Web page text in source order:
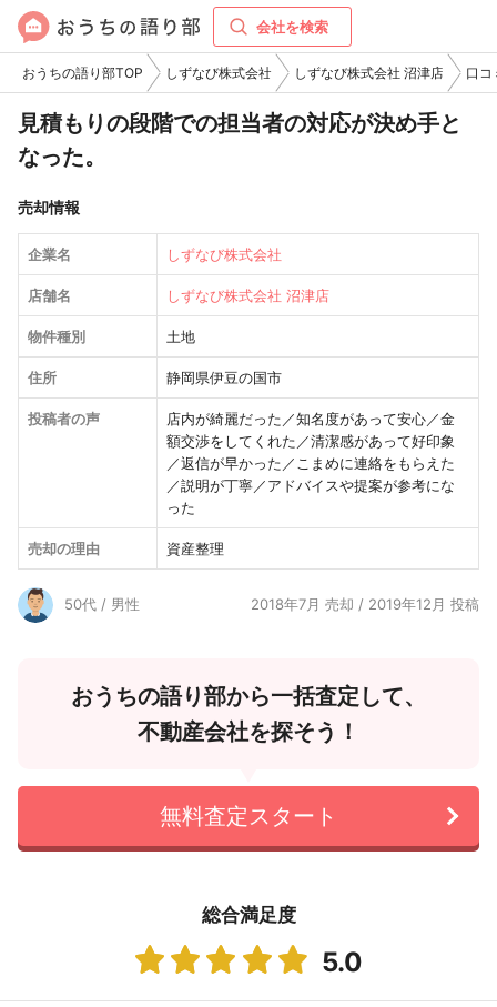
会社を検索
おうちの語り部TOP しずなび株式会社 しずなび株式会社 沼津店 口コ
見積もりの段階での担当者の対応が決め手と
なった。
売却情報
企業名 しずなび株式会社
店舗名 しずなび株式会社 沼津店
物件種別 土地
住所 静岡県伊豆の国市
投稿者の声
店内が綺麗だった／知名度があって安心／金
額交渉をしてくれた／清潔感があって好印象
／返信が早かった／こまめに連絡をもらえた
／説明が丁寧／アドバイスや提案が参考にな
った
売却の理由 資産整理
50代 / 男性 2018年7月 売却 / 2019年12月 投稿
おうちの語り部から一括査定して、
不動産会社を探そう！
無料査定スタート
総合満足度
5.0